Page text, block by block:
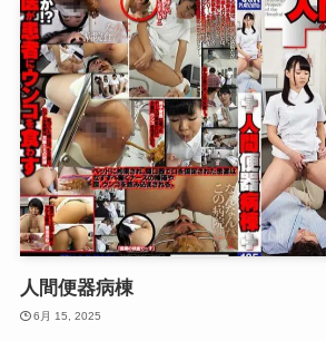
人間便器病棟
6月 15, 2025